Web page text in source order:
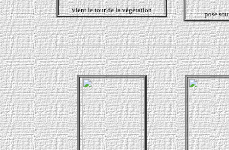
vient le tour de la végétation
pose